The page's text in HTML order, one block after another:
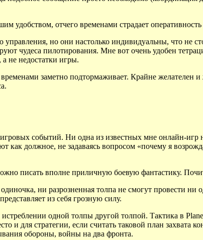
удобством, отчего временами страдает
но они настолько индивидуальны, что не
чудеса пилотирования. Мне вот очень удобен
не недостатки игры.
заметно подтормаживает. Крайне желателен
событий. Ни одна из известных мне онлайн-игр
как должное, не задаваясь вопросом «почему я
писать вполне приличную боевую фантастику.
ни разрозненная толпа не смогут провести ни
из себя грозную силу.
одной толпы другой толпой. Тактика в
для стратегии, если считать таковой план захвата
обороны, войны на два фронта.